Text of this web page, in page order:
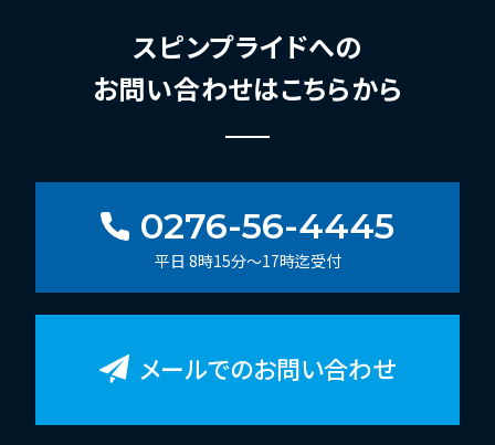
スピンプライドへの
お問い合わせはこちらから
0276-56-4445
平日 8時15分～17時迄受付
メールでのお問い合わせ